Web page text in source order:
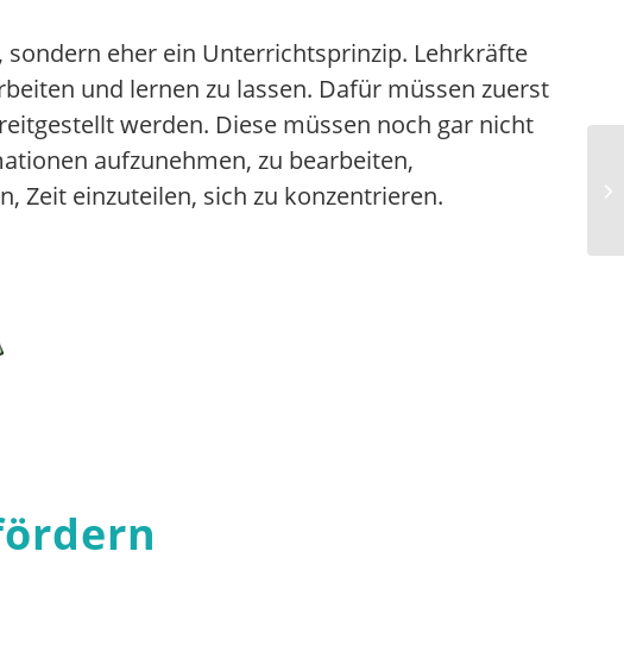
eher ein Unterrichtsprinzip. Lehrkräfte
und lernen zu lassen. Dafür müssen zuerst
werden. Diese müssen noch gar nicht
aufzunehmen, zu bearbeiten,
Zeit einzuteilen, sich zu konzentrieren.